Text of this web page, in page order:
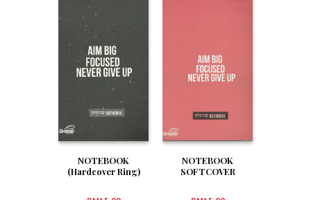
NOTEBOOK
(Hardcover Ring)
NOTEBOOK
SOFTCOVER